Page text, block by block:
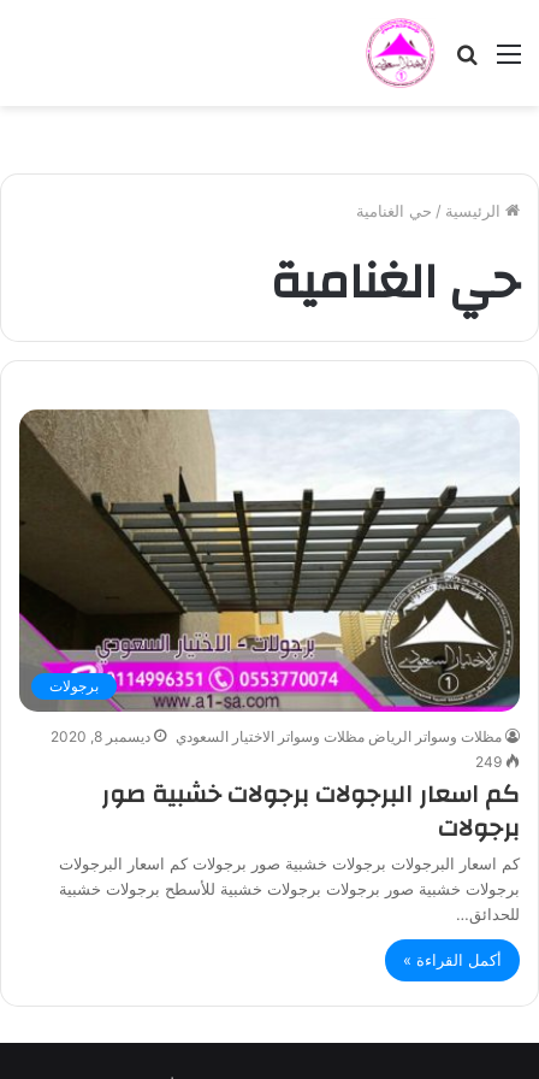
القائمة بحث
الرئيسية / حي الغنامية
حي الغنامية
برجولات
مظلات وسواتر الرياض مظلات وسواتر الاختيار السعودي
ديسمبر 8, 2020
249
كم اسعار البرجولات برجولات خشبية صور
برجولات
كم اسعار البرجولات برجولات خشبية صور برجولات كم اسعار البرجولات
برجولات خشبية صور برجولات برجولات خشبية للأسطح برجولات خشبية
للحدائق…
أكمل القراءة »